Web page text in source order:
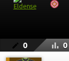
0 0